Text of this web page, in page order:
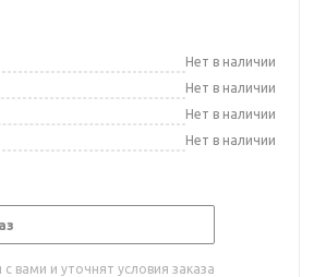
Нет в наличии
Нет в наличии
Нет в наличии
Нет в наличии
вами и уточнят условия заказа